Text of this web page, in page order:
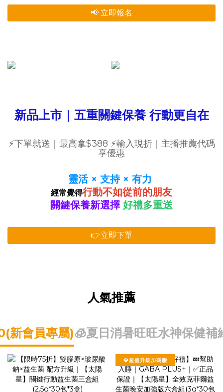
📢 立即報名
新品上市｜五重關鍵保養 行動更自在
⚡下單就送｜最高拿$388 ⚡輸入現折｜主播推薦代碼
享優惠
靈活 × 支持 × 有力
經常覺得行動不如從前的朋友
關鍵保養新選擇 好禮多重送
👉立即下單
人氣推薦
新會員專屬)🧊夏日消暑旺旺水神保健補
💎超值升級加碼贈